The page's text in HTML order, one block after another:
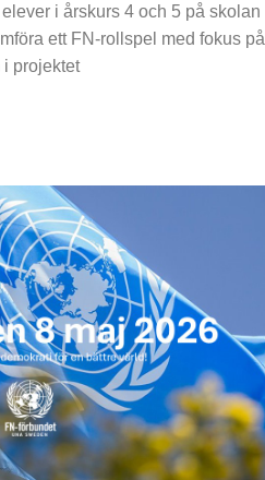
i årskurs 4 och 5 på skolan
ett FN-rollspel med fokus på
i projektet